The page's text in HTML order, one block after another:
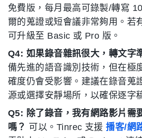
免費版，每月最高可錄製/轉寫
爾的蒐證或短會議非常夠用。若
可升級至 Basic 或 Pro 版。
Q4: 如果錄音雜訊很大，轉文字
備先進的語音識別技術，但在極
確度仍會受影響。建議在錄音蒐
源或選擇安靜場所，以確保逐字
Q5: 除了錄音，我有網路影片需
嗎？ 可以。Tinrec 支援播客/網